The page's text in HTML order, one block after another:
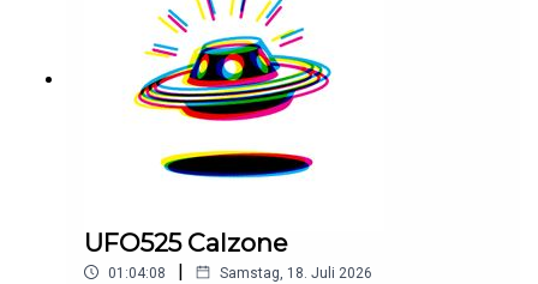
UFO525 Calzone
01:04:08 | Samstag, 18. Juli 2026